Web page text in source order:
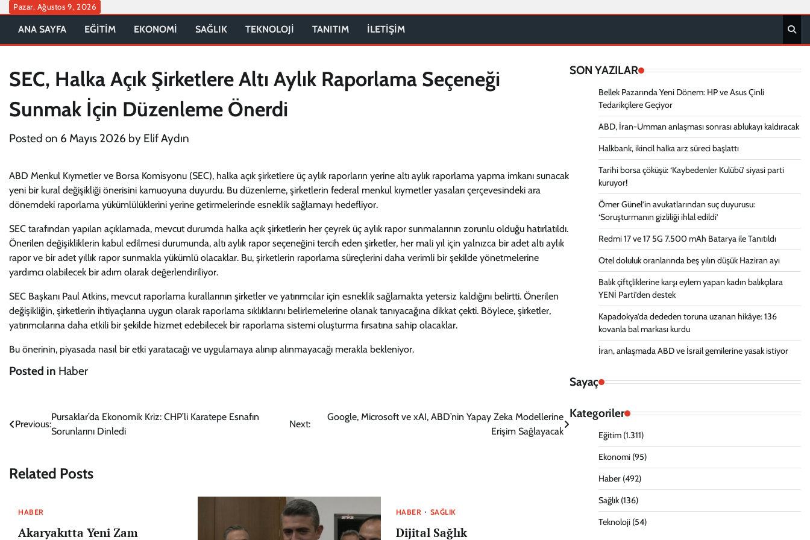
Skip
content
Pazar, Ağustos 9, 2026
ANA SAYFA EĞİTİM EKONOMİ SAĞLIK TEKNOLOJİ TANITIM İLETİŞİM
SEC, Halka Açık Şirketlere Altı Aylık Raporlama Seçeneği
Sunmak İçin Düzenleme Önerdi
Posted on 6 Mayıs 2026 by Elif Aydın
ABD Menkul Kıymetler ve Borsa Komisyonu (SEC), halka açık şirketlere üç aylık raporların yerine altı aylık raporlama yapma imkanı sunacak
yeni bir kural değişikliği önerisini kamuoyuna duyurdu. Bu düzenleme, şirketlerin federal menkul kıymetler yasaları çerçevesindeki ara
dönemdeki raporlama yükümlülüklerini yerine getirmelerinde esneklik sağlamayı hedefliyor.
SEC tarafından yapılan açıklamada, mevcut durumda halka açık şirketlerin her çeyrek üç aylık rapor sunmalarının zorunlu olduğu hatırlatıldı.
Önerilen değişikliklerin kabul edilmesi durumunda, altı aylık rapor seçeneğini tercih eden şirketler, her mali yıl için yalnızca bir adet altı aylık
rapor ve bir adet yıllık rapor sunmakla yükümlü olacaklar. Bu, şirketlerin raporlama süreçlerini daha verimli bir şekilde yönetmelerine
yardımcı olabilecek bir adım olarak değerlendiriliyor.
SEC Başkanı Paul Atkins, mevcut raporlama kurallarının şirketler ve yatırımcılar için esneklik sağlamakta yetersiz kaldığını belirtti. Önerilen
değişikliğin, şirketlerin ihtiyaçlarına uygun olarak raporlama sıklıklarını belirlemelerine olanak tanıyacağına dikkat çekti. Böylece, şirketler,
yatırımcılarına daha etkili bir şekilde hizmet edebilecek bir raporlama sistemi oluşturma fırsatına sahip olacaklar.
Bu önerinin, piyasada nasıl bir etki yaratacağı ve uygulamaya alınıp alınmayacağı merakla bekleniyor.
Posted in Haber
Yazı
Previous:
Pursaklar’da Ekonomik Kriz: CHP’li Karatepe Esnafın
Sorunlarını Dinledi
Next:
Google, Microsoft ve xAI, ABD’nin Yapay Zeka Modellerine
Erişim Sağlayacak
Related Posts
HABER
Akaryakıtta Yeni Zam
HABER SAĞLIK
Dijital Sağlık
SON YAZILAR
Bellek Pazarında Yeni Dönem: HP ve Asus Çinli
Tedarikçilere Geçiyor
ABD, İran-Umman anlaşması sonrası ablukayı kaldıracak
Halkbank, ikincil halka arz süreci başlattı
Tarihi borsa çöküşü: ‘Kaybedenler Kulübü’ siyasi parti
kuruyor!
Ömer Günel’in avukatlarından suç duyurusu:
‘Soruşturmanın gizliliği ihlal edildi’
Redmi 17 ve 17 5G 7.500 mAh Batarya ile Tanıtıldı
Otel doluluk oranlarında beş yılın düşük Haziran ayı
Balık çiftçliklerine karşı eylem yapan kadın balıkçılara
YENİ Parti’den destek
Kapadokya’da dededen toruna uzanan hikâye: 136
kovanla bal markası kurdu
İran, anlaşmada ABD ve İsrail gemilerine yasak istiyor
Sayaç
Kategoriler
Eğitim(1.311)
Ekonomi(95)
Haber(492)
Sağlık(136)
Teknoloji(54)